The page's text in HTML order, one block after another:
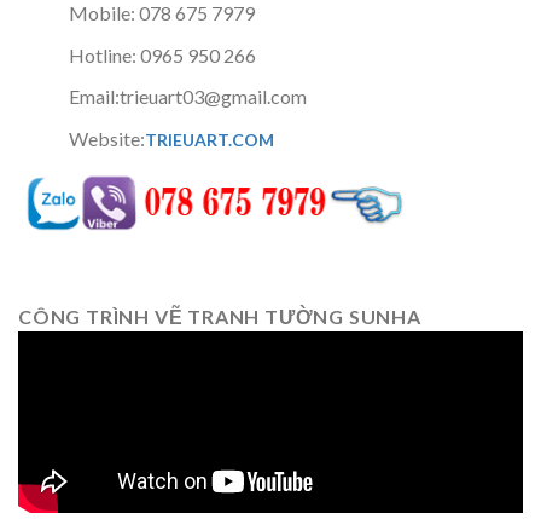
Mobile: 078 675 7979
Hotline: 0965 950 266
Email:trieuart03@gmail.com
Website:TRIEUART.COM
CÔNG TRÌNH VẼ TRANH TƯỜNG SUNHA